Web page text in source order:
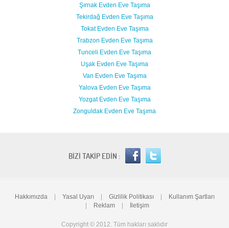
Şırnak Evden Eve Taşıma
Tekirdağ Evden Eve Taşıma
Tokat Evden Eve Taşıma
Trabzon Evden Eve Taşıma
Tunceli Evden Eve Taşıma
Uşak Evden Eve Taşıma
Van Evden Eve Taşıma
Yalova Evden Eve Taşıma
Yozgat Evden Eve Taşıma
Zonguldak Evden Eve Taşıma
BİZİ TAKİP EDİN :
Hakkımızda | Yasal Uyarı | Gizlilik Politikası |
Kullanım Şartları
|
Reklam | İletişim
Copyright © 2012. Tüm hakları saklıdır